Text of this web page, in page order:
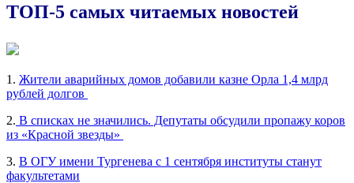
ТОП-5 самых читаемых новостей
1. Жители аварийных домов добавили казне Орла 1,4 млрд
рублей долгов
2. В списках не значились. Депутаты обсудили пропажу коров
из «Красной звезды»
3. В ОГУ имени Тургенева с 1 сентября институты станут
факультетами